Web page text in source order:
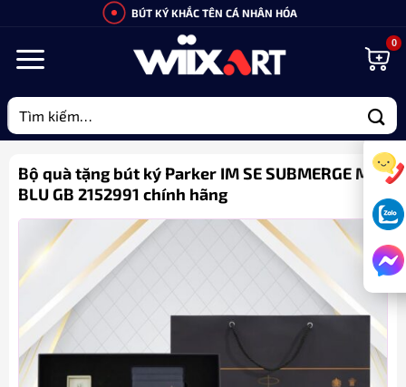
nội
BÚT KÝ KHẮC TÊN CÁ NHÂN HÓA
Tìm
kiếm:
Bộ quà tặng bút ký Parker IM SE SUBMERGE M
BLU GB 2152991 chính hãng